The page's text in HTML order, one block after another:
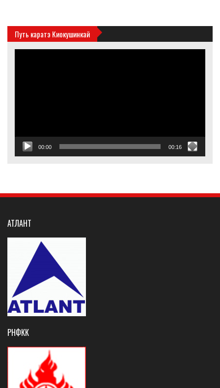
Путь каратэ Киокушинкай
00:00 00:16
АТЛАНТ
РНФКК